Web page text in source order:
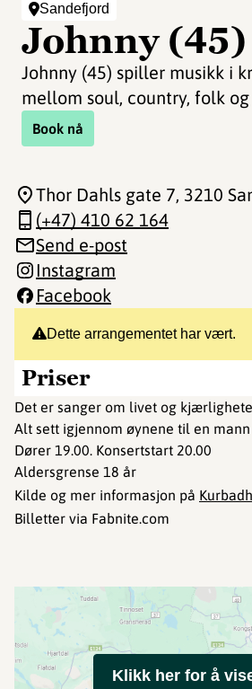
Sandefjord
Johnny (45)
Johnny (45) spiller musikk i
mellom soul, country, folk og
Book nå
Dette arrangementet har vært.
Priser
Det er sanger om livet og
Alt sett igjennom øynene til en
Dører 19.00. Konsertstart 20.00
Aldersgrense 18 år
Kilde og mer informasjon på
Billetter via Fabnite.com
Thor Dahls gate 7, 3210
(+47) 410 62 164
Send e-post
Instagram
Facebook
Klikk her for å